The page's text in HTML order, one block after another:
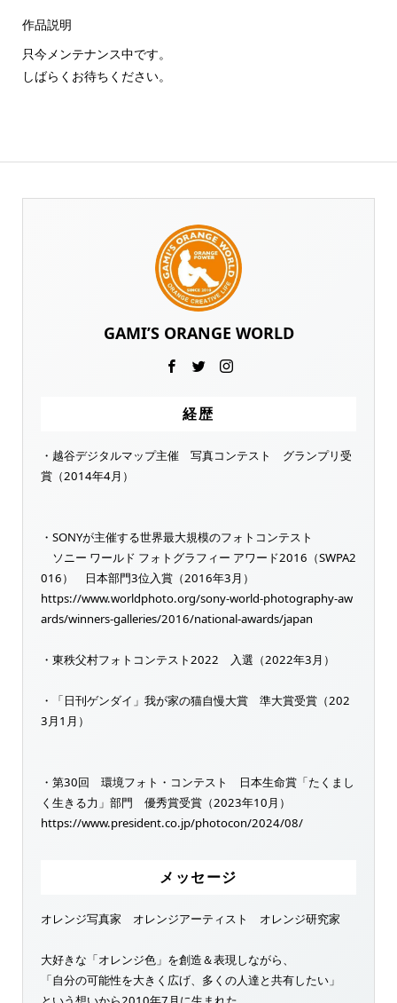
作品説明
只今メンテナンス中です。
しばらくお待ちください。
GAMI’S ORANGE WORLD
経歴
・越谷デジタルマップ主催 写真コンテスト グランプリ受
賞（2014年4月）
・SONYが主催する世界最大規模のフォトコンテスト
ソニー ワールド フォトグラフィー アワード2016（SWPA2
016） 日本部門3位入賞（2016年3月）
https://www.worldphoto.org/sony-world-photography-aw
ards/winners-galleries/2016/national-awards/japan
・東秩父村フォトコンテスト2022 入選（2022年3月）
・「日刊ゲンダイ」我が家の猫自慢大賞 準大賞受賞（202
3月1月）
・第30回 環境フォト・コンテスト 日本生命賞「たくまし
く生きる力」部門 優秀賞受賞（2023年10月）
https://www.president.co.jp/photocon/2024/08/
メッセージ
オレンジ写真家 オレンジアーティスト オレンジ研究家
大好きな「オレンジ色」を創造＆表現しながら、
「自分の可能性を大きく広げ、多くの人達と共有したい」